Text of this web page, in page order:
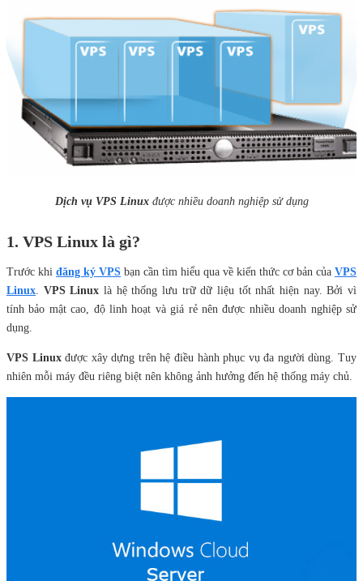
Dịch vụ VPS Linuxđược nhiều doanh nghiệp sử dụng
1. VPS Linux là gì?
Trước khi đăng ký VPS bạn cần tìm hiểu qua về kiến thức cơ bản của VPS
Linux. VPS Linux là hệ thống lưu trữ dữ liệu tốt nhất hiện nay. Bởi vì
tính bảo mật cao, độ linh hoạt và giá rẻ nên được nhiều doanh nghiệp sử
dụng.
VPS Linuxđược xây dựng trên hệ điều hành phục vụ đa người dùng. Tuy
nhiên mỗi máy đều riêng biệt nên không ảnh hưởng đến hệ thống máy chủ.